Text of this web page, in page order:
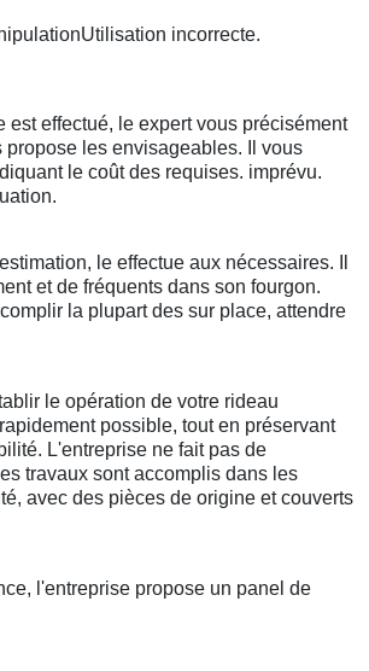
incorrecte.
est effectué, le expert vous précisément
propose les envisageables. Il vous
le coût des requises. imprévu.
le effectue aux nécessaires. Il
et de fréquents dans son fourgon.
la plupart des sur place, attendre
le opération de votre rideau
possible, tout en préservant
L'entreprise ne fait pas de
travaux sont accomplis dans les
avec des pièces de origine et couverts
l'entreprise propose un panel de